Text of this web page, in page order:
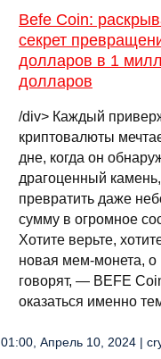
Befe Coin:
секрет
долларов в 1
долларов
/div> Каждый
криптовалюты
дне, когда он
драгоценный
превратить даже
сумму в огромное
Хотите верьте,
новая мем-монета, о
говорят, — BEFE
оказаться именно
01:00, Апрель 10, 2024 |